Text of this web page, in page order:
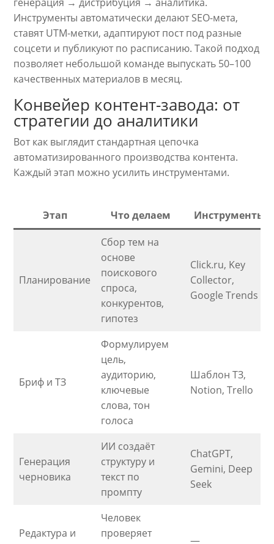
Инструменты автоматически делают SEO-мета,
ставят UTM-метки, адаптируют пост под разные
соцсети и публикуют по расписанию. Такой подход
позволяет небольшой команде выпускать 50–100
качественных материалов в месяц.
Конвейер контент-завода: от
стратегии до аналитики
Вот как выглядит стандартная цепочка
автоматизированного производства контента.
Каждый этап можно усилить инструментами.
Этап Что делаем Инструменты
Планирование
Сбор тем на
основе
поискового
спроса,
конкурентов,
гипотез
Click.ru, Key
Collector,
Google Trends
Бриф и ТЗ
Формулируем
цель,
аудиторию,
ключевые
слова, тон
голоса
Шаблон ТЗ,
Notion, Trello
Генерация
черновика
ИИ создаёт
структуру и
текст по
промпту
ChatGPT,
Gemini, Deep
Seek
Редактура и
Человек
проверяет
—